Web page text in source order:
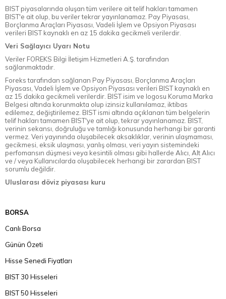
BIST piyasalarında oluşan tüm verilere ait telif hakları tamamen
BIST'e ait olup, bu veriler tekrar yayınlanamaz. Pay Piyasası,
Borçlanma Araçları Piyasası, Vadeli İşlem ve Opsiyon Piyasası
verileri BIST kaynaklı en az 15 dakika gecikmeli verilerdir.
Veri Sağlayıcı Uyarı Notu
Veriler FOREKS Bilgi İletişim Hizmetleri A.Ş. tarafından
sağlanmaktadır.
Foreks tarafından sağlanan Pay Piyasası, Borçlanma Araçları
Piyasası, Vadeli İşlem ve Opsiyon Piyasası verileri BIST kaynaklı en
az 15 dakika gecikmeli verilerdir. BIST isim ve logosu Koruma Marka
Belgesi altında korunmakta olup izinsiz kullanılamaz, iktibas
edilemez, değiştirilemez. BIST ismi altında açıklanan tüm belgelerin
telif hakları tamamen BIST'ye ait olup, tekrar yayınlanamaz. BIST,
verinin sekansı, doğruluğu ve tamlığı konusunda herhangi bir garanti
vermez. Veri yayınında oluşabilecek aksaklıklar, verinin ulaşmaması,
gecikmesi, eksik ulaşması, yanlış olması, veri yayın sistemindeki
perfomansın düşmesi veya kesintili olması gibi hallerde Alıcı, Alt Alıcı
ve / veya Kullanıcılarda oluşabilecek herhangi bir zarardan BIST
sorumlu değildir.
Uluslarası döviz piyasası kuru
BORSA
Canlı Borsa
Günün Özeti
Hisse Senedi Fiyatları
BIST 30 Hisseleri
BIST 50 Hisseleri